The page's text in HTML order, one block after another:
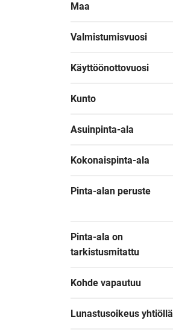
Maa
Valmistumisvuosi
Käyttöönottovuosi
Kunto
Asuinpinta-ala
Kokonaispinta-ala
Pinta-alan peruste
Pinta-ala on
tarkistusmitattu
Kohde vapautuu
Lunastusoikeus yhtiöllä